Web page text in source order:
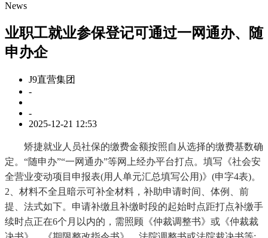
News
业职工就业参保登记可通过一网通办、随
申办企
J9直营集团
-
-
2025-12-21 12:53
矫捷就业人员社保的缴费金额按照自从选择的缴费基数确
定。“随申办”“一网通办”等网上经办平台打点。填写《社会安
全营业变动项目申报表(用人单元汇总填写公用)》(申字4表)。
2、材料不全且暗示可补全材料，补助申请时间、体例、前
提、法式如下。申请补缴且补缴时段的起始时点距打点补缴手
续时点正在6个月以内的，需照顾《仲裁调整书》或《仲裁裁